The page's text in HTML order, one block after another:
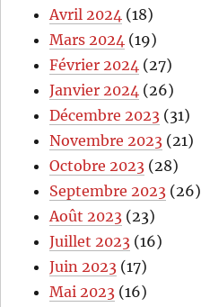
Avril 2024 (18)
Mars 2024 (19)
Février 2024 (27)
Janvier 2024 (26)
Décembre 2023 (31)
Novembre 2023 (21)
Octobre 2023 (28)
Septembre 2023 (26)
Août 2023 (23)
Juillet 2023 (16)
Juin 2023 (17)
Mai 2023 (16)